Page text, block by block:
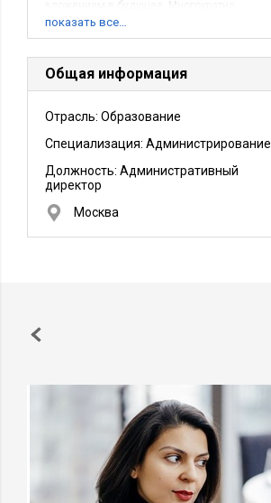
повторен
показать все…
Общая информация
Отрасль: Образование
Специализация: Администрирование
Должность: Административный
директор
Москва